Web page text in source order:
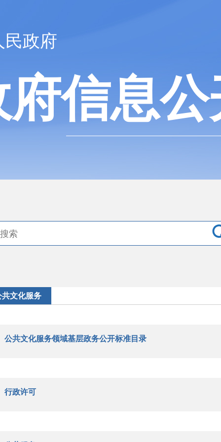
民政府
府信息公
共文化服务
公共文化服务领域基层政务公开标准目录
行政许可